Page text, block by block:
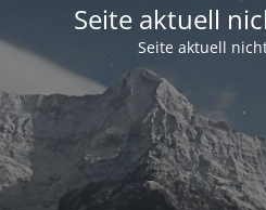
Seite aktuell
Seite aktuell